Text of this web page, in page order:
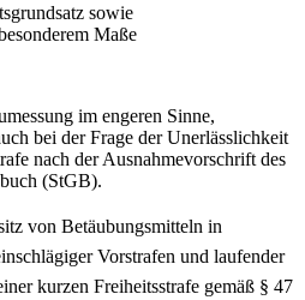
sowie
Maße
im engeren Sinne,
bei der Frage der Unerlässlichkeit
nach der Ausnahmevorschrift des
(StGB).
von Betäubungsmitteln in
Vorstrafen und laufender
kurzen Freiheitsstrafe gemäß § 47